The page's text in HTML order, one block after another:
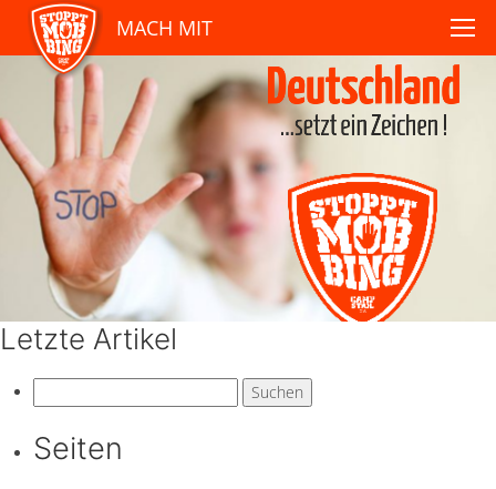
MACH MIT
Letzte Artikel
nach:
Seiten